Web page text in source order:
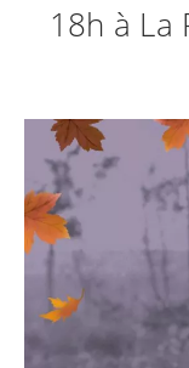
18h à La